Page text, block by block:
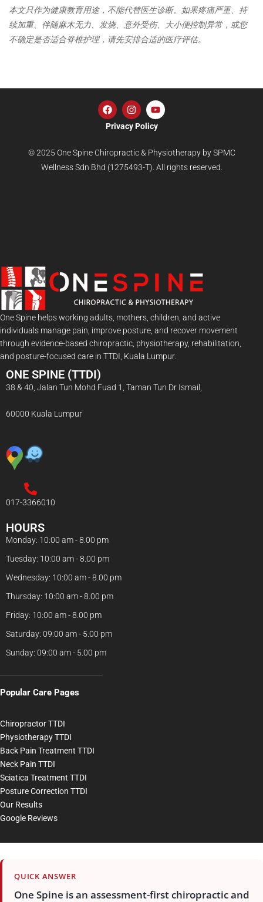
本文只作为健康教育用途，不能代替医生诊断。如果疼痛严重、持
续加重、伴随麻木无力、发烧、意外受伤、大小便控制异常，或您
不确定是否适合脊椎护理，请先安排合适的医疗评估。
Privacy Policy
© 2025 One Spine Chiropractic & Physiotherapy by SPMC
Wellness Sdn Bhd (1275493-T). All rights reserved.
One Spine helps working adults, mothers, children, and active
individuals manage pain, improve posture, and recover movement
through evidence-based chiropractic, physiotherapy, rehabilitation,
and posture-focused care in TTDI, Kuala Lumpur.
ONE SPINE (TTDI)
38 & 40, Jalan Tun Mohd Fuad 1, Taman Tun Dr Ismail,
60000 Kuala Lumpur
017-3366010
HOURS
Monday: 10:00 am - 8.00 pm
Tuesday: 10:00 am - 8.00 pm
Wednesday: 10:00 am - 8.00 pm
Thursday: 10:00 am - 8.00 pm
Friday: 10:00 am - 8.00 pm
Saturday: 09:00 am - 5.00 pm
Sunday: 09:00 am - 5.00 pm
Popular Care Pages
Chiropractor TTDI
Physiotherapy TTDI
Back Pain Treatment TTDI
Neck Pain TTDI
Sciatica Treatment TTDI
Posture Correction TTDI
Our Results
Google Reviews
QUICK ANSWER
One Spine is an assessment-first chiropractic and